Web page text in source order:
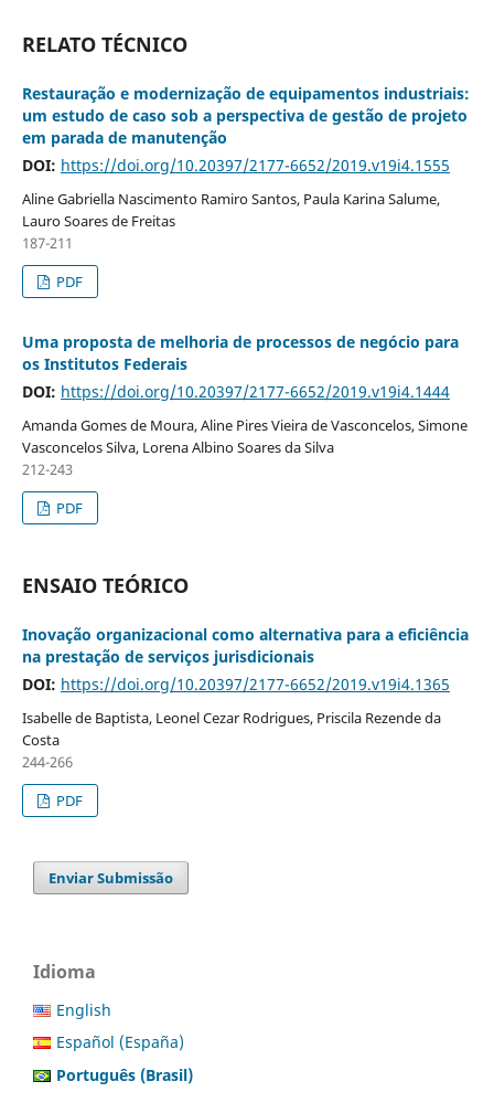
RELATO TÉCNICO
Restauração e modernização de equipamentos industriais:
um estudo de caso sob a perspectiva de gestão de projeto
em parada de manutenção
DOI: https://doi.org/10.20397/2177-6652/2019.v19i4.1555
Aline Gabriella Nascimento Ramiro Santos, Paula Karina Salume,
Lauro Soares de Freitas
187-211
PDF
Uma proposta de melhoria de processos de negócio para
os Institutos Federais
DOI: https://doi.org/10.20397/2177-6652/2019.v19i4.1444
Amanda Gomes de Moura, Aline Pires Vieira de Vasconcelos, Simone
Vasconcelos Silva, Lorena Albino Soares da Silva
212-243
PDF
ENSAIO TEÓRICO
Inovação organizacional como alternativa para a eficiência
na prestação de serviços jurisdicionais
DOI: https://doi.org/10.20397/2177-6652/2019.v19i4.1365
Isabelle de Baptista, Leonel Cezar Rodrigues, Priscila Rezende da
Costa
244-266
PDF
Enviar Submissão
Idioma
English
Español (España)
Português (Brasil)